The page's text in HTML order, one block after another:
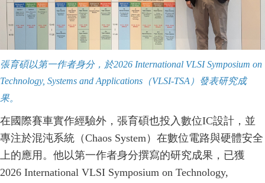
張育碩以第一作者身分，於2026 International VLSI Symposium on
Technology, Systems and Applications （VLSI-TSA ）發表研究成
果。
在國際賽車實作經驗外，張育碩也投入數位IC設計，並
專注於混沌系統（Chaos System）在數位電路與硬體安全
上的應用。他以第一作者身分撰寫的研究成果，已獲
2026 International VLSI Symposium on Technology,